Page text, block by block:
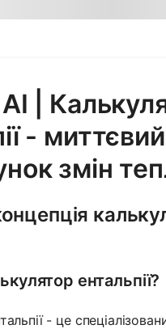
|
- миттєвий
змін
ентальпії?
- це